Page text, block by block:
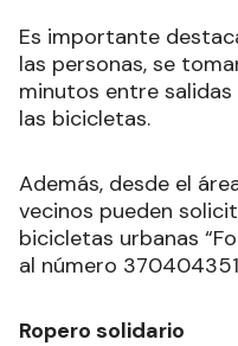
Es importante
las personas, se
minutos entre
las bicicletas.
Además, desde el
vecinos pueden
bicicletas urbanas
al número
Ropero solidario